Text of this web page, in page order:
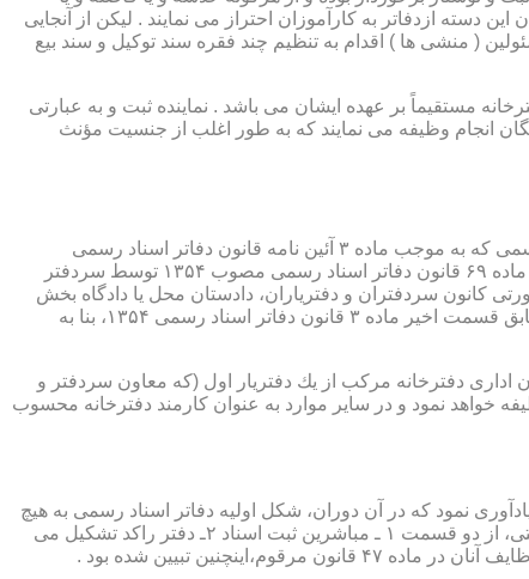
ازدفاتر به کارآموزان احتراز می نمایند . لیکن از آنجایی
( منشی ها ) اقدام به تنظیم چند فقره سند توکیل و سند بیع
مستقیماً بر عهده ایشان می باشد . نماینده ثبت و به عبارتی
انجام وظیفه می نمایند که به طور اغلب از جنسیت مؤنث
یكی از مناصب بسیار مهم، خطیر و مورد بحث در حقوق مربوط به دفاتر اسناد رسمی، منصب دفتر یاری است. برخلاف سران دفاتر اسناد رسمی كه به موجب ماده ۳ آئین نامه قانون دفاتر اسناد رسمی
(اصلاحی ۲۷/۱۱/۱۳۶۰) به طور سراسری و عمومی، از طریق آگهی، امتحانات ورودی و اختبار، انتخاب گردیده یا به موجب اختیارات حاصله از ماده ۶۹ قانون دفاتر اسناد رسمی مصوب ۱۳۵۴ توسط سردفتر
كانون سردفتران و دفتریاران، دادستان محل یا دادگاه بخش
(حسب مورد) توسط سازمان ثبت اسناد و املاك كشور پیشنهاد و با ابلاغ ریاست قوه قضائیه به این سمت منصوب خواهند شد. دفتریاران، مطابق قسمت اخیر ماده ۳ قانون دفاتر اسناد رسمی ۱۳۵۴، بنا به
اداری دفترخانه مركب از یك دفتریار اول (كه معاون سردفتر و
خواهد نمود و در سایر موارد به عنوان كارمند دفترخانه محسوب
مراجعان، به قانون ثبت اسناد مصوب سال ۱۲۹۰ شمسی بازمی گردد.باید یادآوری نمود كه در آن دوران، شكل اولیه دفاتر اسناد رسمی به هیچ
عنوان جنبه استقلالی نداشته است. مطابق قانون یاد شده، به منظور رسمیت دادن به اسناد قاطبه مردم، دوایر ثبت اسناد به عنوان نهادی دولتی، از دو قسمت ۱ ـ مباشرین ثبت اسناد ۲ـ دفتر راكد تشكیل می
تبیین شده بود .